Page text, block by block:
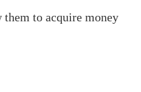
them to acquire money